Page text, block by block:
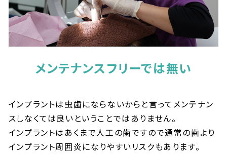
メンテナンスフリーでは無い
インプラントは虫歯にならないからと言ってメンテナン
スしなくては良いということではありません。
インプラントはあくまで人工の歯ですので通常の歯より
インプラント周囲炎になりやすいリスクもあります。